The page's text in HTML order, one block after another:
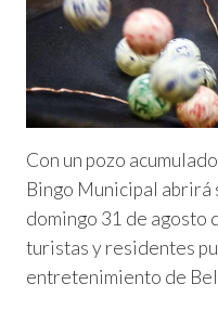
Con un pozo
Bingo Municipal abrirá
domingo 31 de agosto
turistas y residentes
entretenimiento de